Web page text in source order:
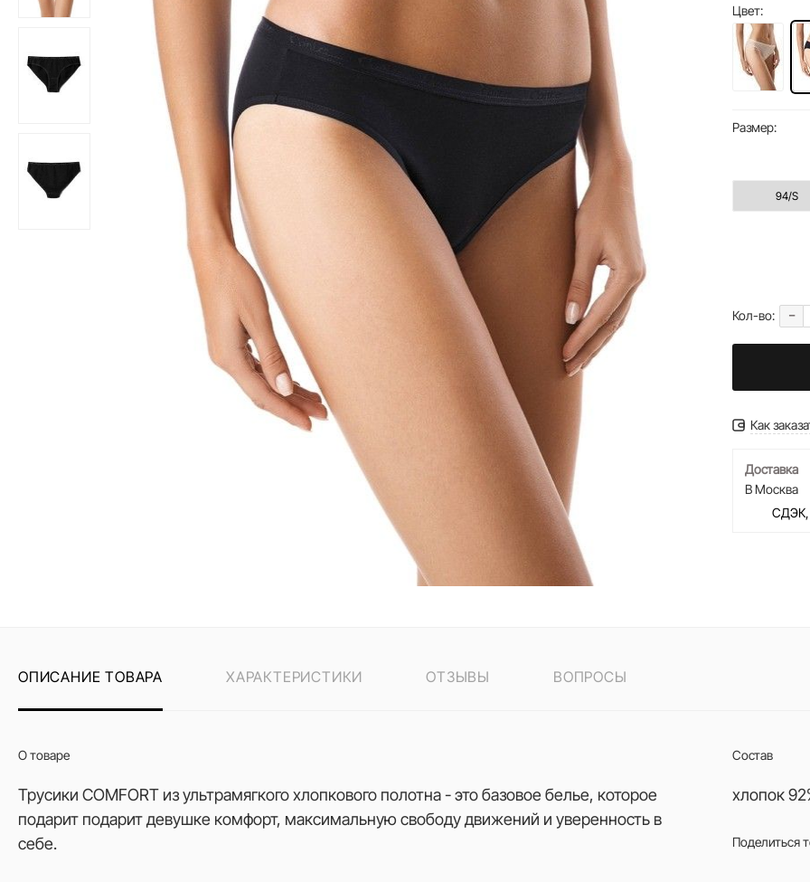
Цвет:
Размер:
94/S
Кол-во: -
Как
Доставка
В Москва
СДЭК,
ОПИСАНИЕ ТОВАРА ХАРАКТЕРИСТИКИ ОТЗЫВЫ ВОПРОСЫ
О товаре
Трусики COMFORT из ультрамягкого хлопкового полотна - это базовое белье, которое
подарит подарит девушке комфорт, максимальную свободу движений и уверенность в
себе.
Состав
хлопок
Поделиться